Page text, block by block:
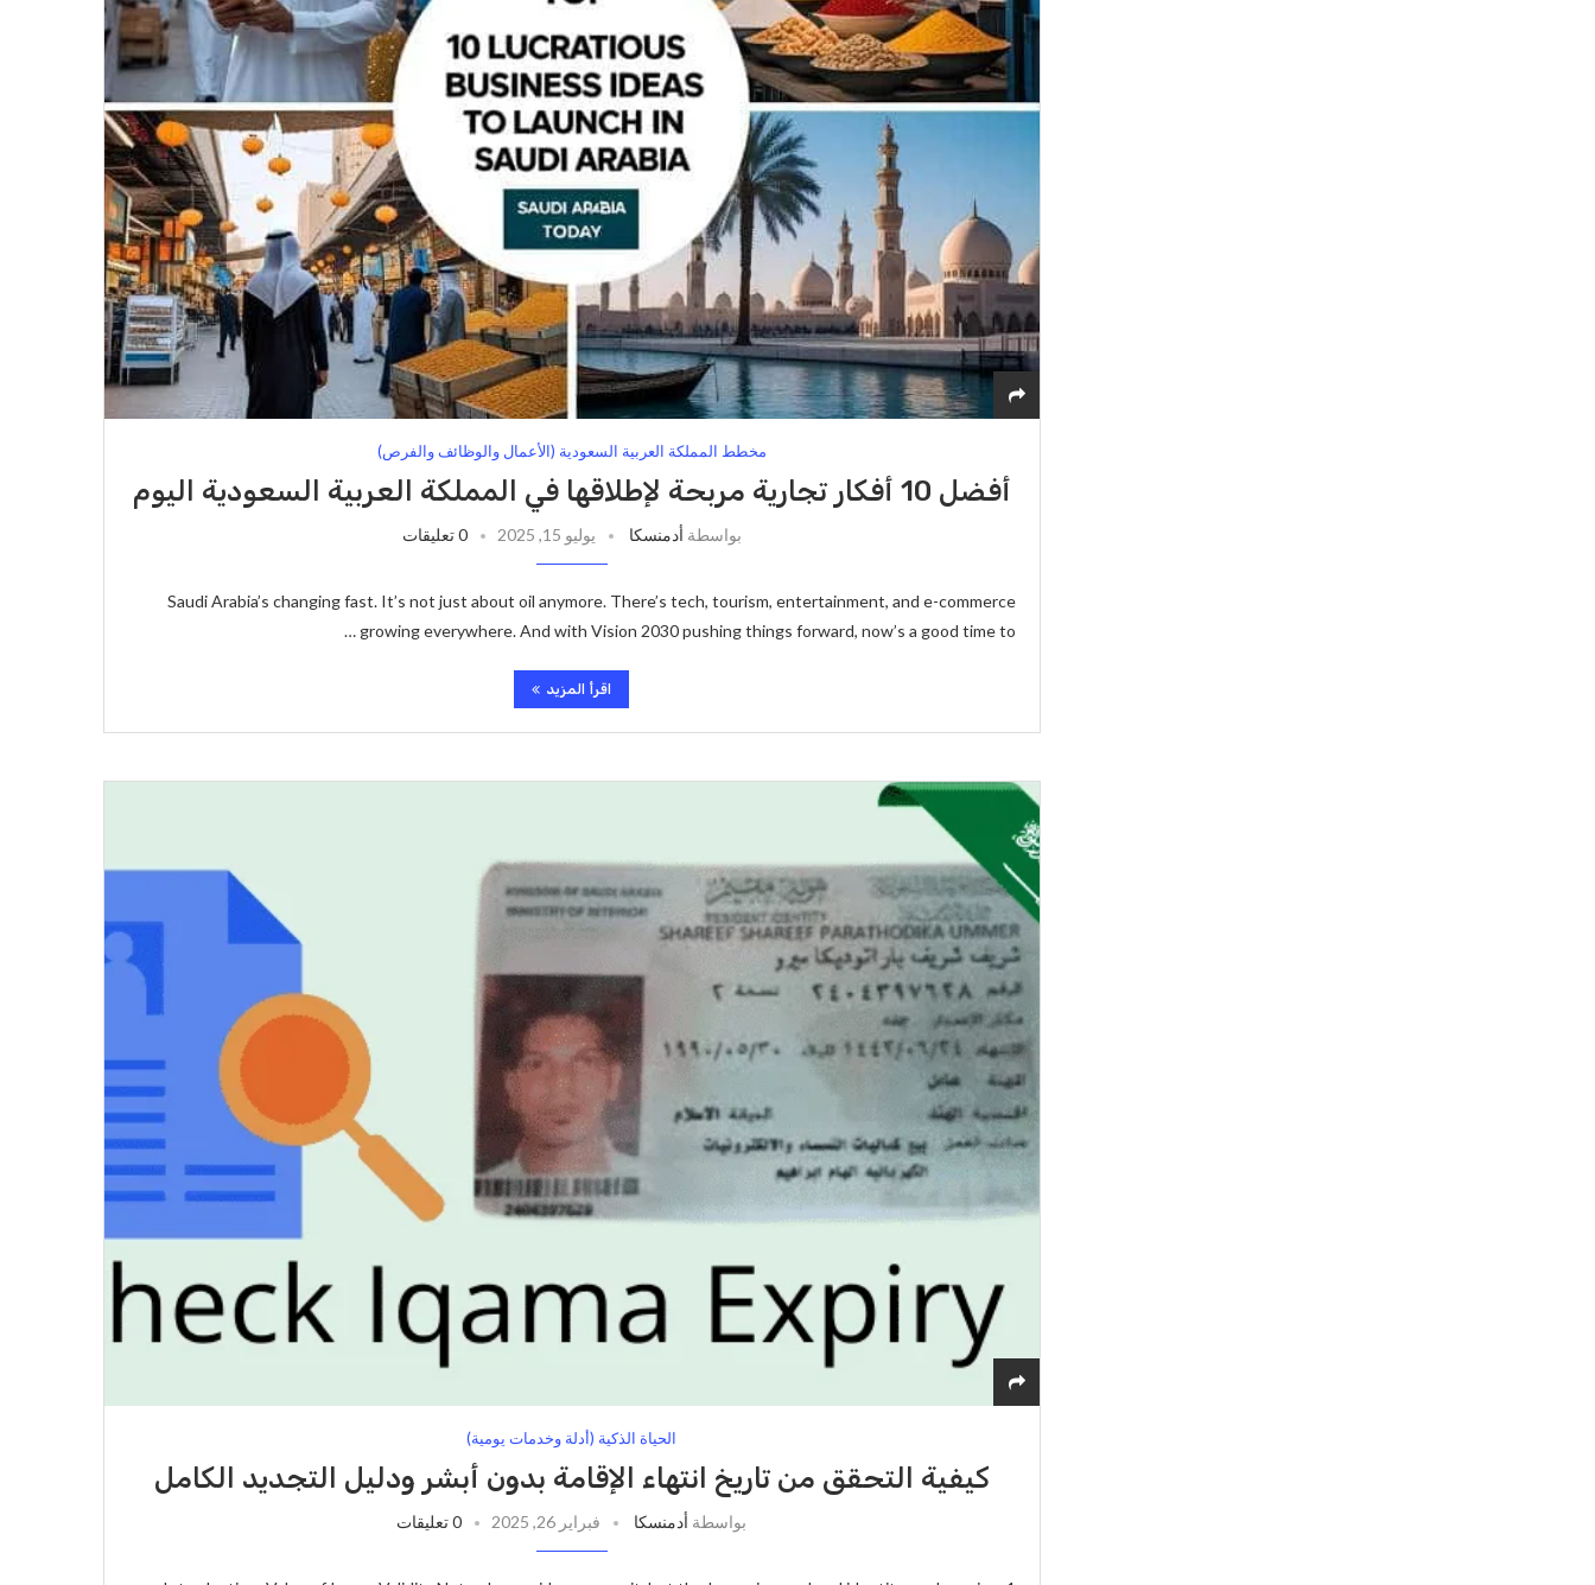
مخطط المملكة العربية السعودية (الأعمال والوظائف والفرص)
أفضل 10 أفكار تجارية مربحة لإطلاقها في المملكة العربية السعودية اليوم
بواسطة أدمنسكا يوليو 15, 2025 0 تعليقات
Saudi Arabia’s changing fast. It’s not just about oil anymore. There’s tech, tourism, entertainment, and e-commerce
growing everywhere. And with Vision 2030 pushing things forward, now’s a good time to …
اقرأ المزيد
الحياة الذكية (أدلة وخدمات يومية)
كيفية التحقق من تاريخ انتهاء الإقامة بدون أبشر ودليل التجديد الكامل
بواسطة أدمنسكا فبراير 26, 2025 0 تعليقات